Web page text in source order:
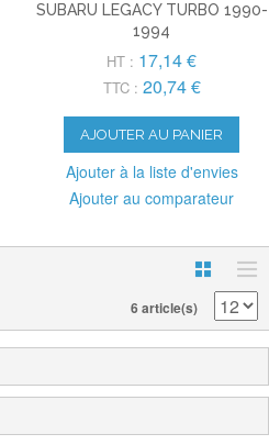
SUBARU LEGACY TURBO 1990-
1994
HT : 17,14 €
TTC : 20,74 €
AJOUTER AU PANIER
Ajouter à la liste d'envies
Ajouter au comparateur
6 article(s)